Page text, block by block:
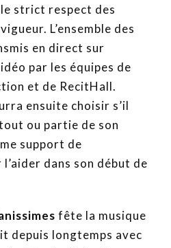
strict respect des
L’ensemble des
en direct sur
par les équipes de
et de RecitHall.
ensuite choisir s’il
ou partie de son
support de
dans son début de
fête la musique
depuis longtemps avec